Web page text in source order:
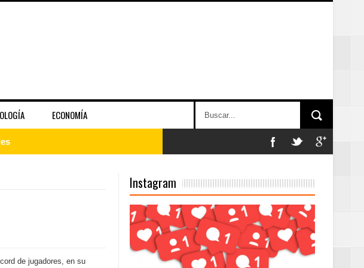
ECONOMÍA
de lujo en el Hard Rock Café
nacional
más taquillera del 2025
de jugadores, en su
Instagram